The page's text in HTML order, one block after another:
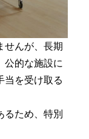
せんが、長期
公的な施設に
当を受け取る
るため、特別